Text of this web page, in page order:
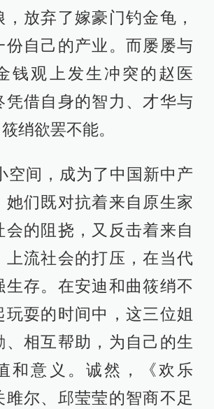
放弃了嫁豪门钓金龟，
份自己的产业。而屡屡与
钱观上发生冲突的赵医
凭借自身的智力、才华与
绡欲罢不能。
空间，成为了中国新中产
她们既对抗着来自原生家
会的阻挠，又反击着来自
上流社会的打压，在当代
生存。在安迪和曲筱绡不
玩耍的时间中，这三位姐
、相互帮助，为自己的生
和意义。诚然，《欢乐
雎尔、邱莹莹的智商不足